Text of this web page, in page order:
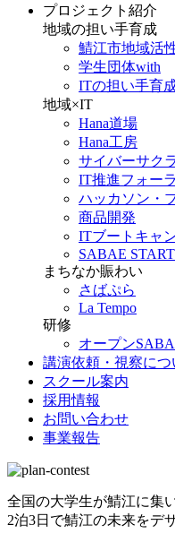
プロジェクト紹介
地域の担い手育成
鯖江市地域活
学生団体with
ITの担い手育
地域×IT
Hana道場
Hana工房
サイバーサク
IT推進フォー
ハッカソン・
商品開発
ITブートキャ
SABAE
まちなか賑わい
さばぷら
La Tempo
研修
オープン
講演依頼・視察につ
スクール案内
採用情報
お問い合わせ
事業報告
全国の大学生が鯖江に集
2泊3日で鯖江の未来をデ